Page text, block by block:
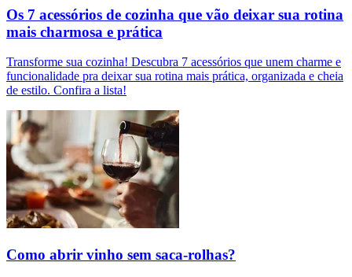
Os 7 acessórios de cozinha que vão deixar sua rotina
mais charmosa e prática
Transforme sua cozinha! Descubra 7 acessórios que unem charme e
funcionalidade pra deixar sua rotina mais prática, organizada e cheia
de estilo. Confira a lista!
Como abrir vinho sem saca-rolhas?